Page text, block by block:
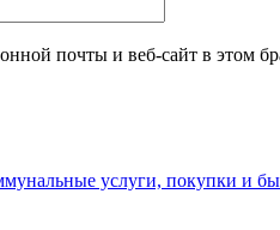
почты и веб-сайт в этом
услуги, покупки и